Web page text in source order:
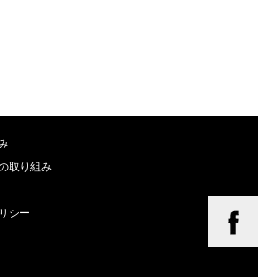
取り組み
シー